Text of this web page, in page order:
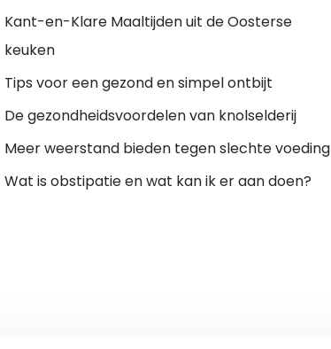
Kant-en-Klare Maaltijden uit de Oosterse
keuken
Tips voor een gezond en simpel ontbijt
De gezondheidsvoordelen van knolselderij
Meer weerstand bieden tegen slechte voeding
Wat is obstipatie en wat kan ik er aan doen?